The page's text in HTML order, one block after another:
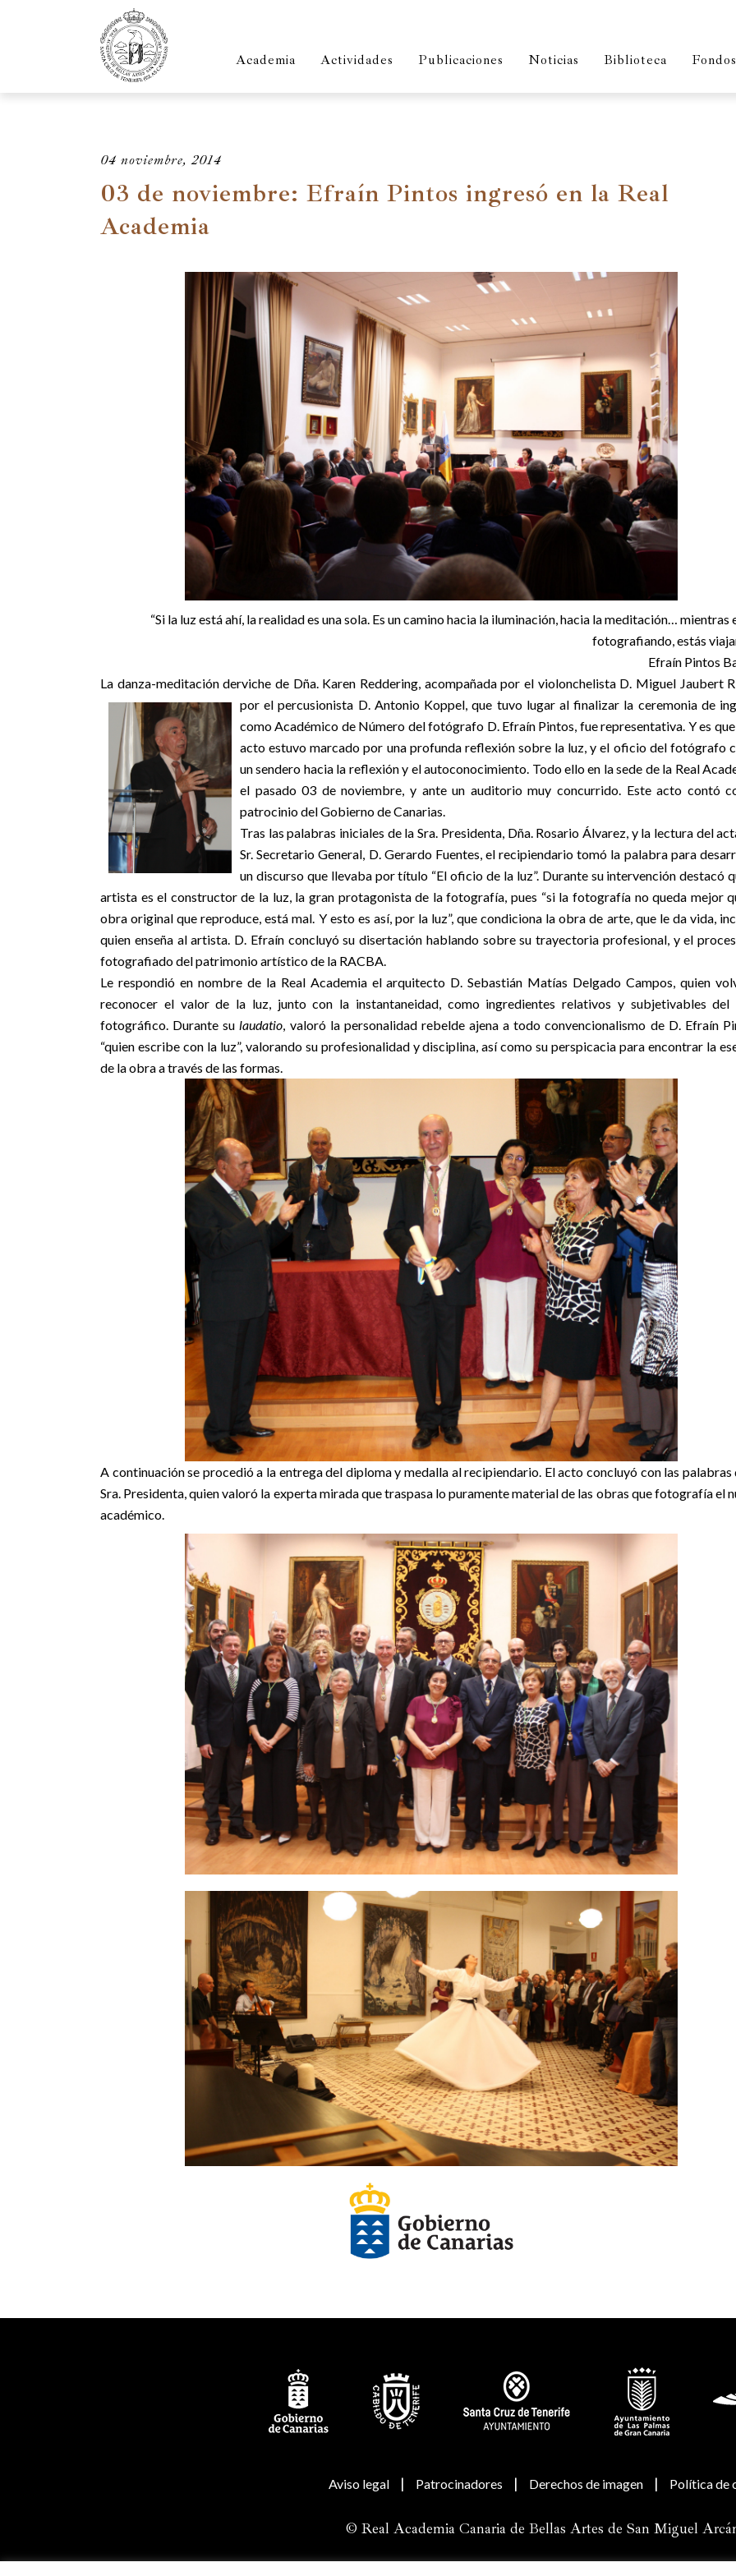
Academia Actividades Publicaciones Noticias Biblioteca
04 noviembre, 2014
03 de noviembre: Efraín Pintos ingresó en la Real
Academia
“Si la luz está ahí, la realidad es una sola. Es un camino hacia la iluminación, hacia la meditación… mientras
fotografiando, estás
Efraín Pintos
La danza-meditación derviche de Dña. Karen Reddering, acompañada por el violonchelista D. Miguel Jaubert
por elpercusionista D. Antonio Koppel, que tuvo lugar al finalizar la ceremonia de
como Académico de Número del fotógrafo D. Efraín Pintos, fue representativa. Y es
acto estuvo marcado por una profunda reflexión sobre la luz, y el oficio del fotógrafo
un sendero hacia la reflexión y el autoconocimiento. Todo ello en la sede de la Real
el pasado 03 de noviembre, y ante un auditorio muy concurrido. Este acto contó
patrocinio del Gobierno de Canarias.
Tras las palabras iniciales de la Sra. Presidenta, Dña. Rosario Álvarez, y la lectura del
Sr. Secretario General, D. Gerardo Fuentes, el recipiendario tomó la palabra para
un discurso que llevaba por título “El oficio de la luz”. Durante su intervención destacó
artista es el constructor de la luz, la gran protagonista de la fotografía, pues “si la fotografía no queda mejor
obra original que reproduce, está mal. Y esto es así, por la luz”, que condiciona la obra de arte, que le da vida,
quien enseña al artista. D. Efraín concluyó su disertación hablando sobre su trayectoria profesional, y el
fotografiado del patrimonio artístico de la RACBA.
Le respondió en nombre de la Real Academia el arquitecto D. Sebastián Matías Delgado Campos, quien
reconocer el valor de la luz, junto con la instantaneidad, como ingredientes relativos y subjetivables del
fotográfico. Durante sulaudatio, valoró la personalidad rebelde ajena a todo convencionalismo de D. Efraín
“quien escribe con la luz”, valorando su profesionalidad y disciplina, así como su perspicacia para encontrar la
de la obra a través de las formas.
A continuación se procedió a la entrega del diploma y medalla al recipiendario. El acto concluyó con las palabras
Sra. Presidenta, quien valoró la experta mirada que traspasa lo puramente material de las obras que fotografía el
académico.
Aviso legal | Patrocinadores | Derechos de imagen | Política de
© Real Academia Canaria de Bellas Artes de San Miguel